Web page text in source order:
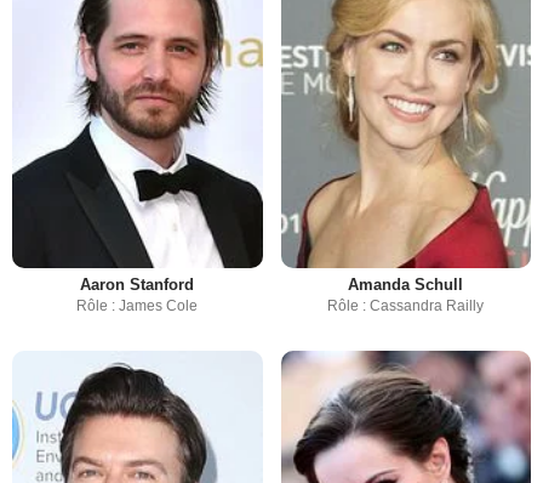
Aaron Stanford
Rôle : James Cole
Amanda Schull
Rôle : Cassandra Railly